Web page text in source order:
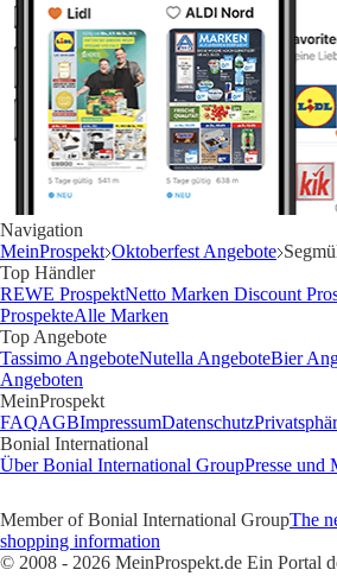
Navigation
MeinProspekt Oktoberfest Angebote
Top Händler
REWE ProspektNetto Marken Discount
ProspekteAlle Marken
Top Angebote
Tassimo AngeboteNutella AngeboteBier
Angeboten
MeinProspekt
FAQAGBImpressumDatenschutz
Bonial International
Über Bonial International GroupPresse und
Member of Bonial International GroupThe
shopping information
© 2008 - 2026 MeinProspekt.de Ein Portal